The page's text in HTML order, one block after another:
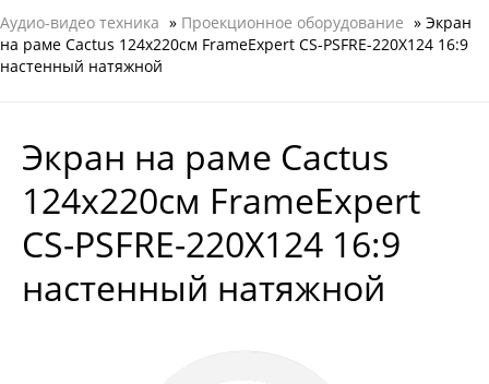
Аудио-видео техника » Проекционное оборудование » Экран
на раме Cactus 124x220см FrameExpert CS-PSFRE-220X124 16:9
настенный натяжной
Экран на раме Cactus
124x220см FrameExpert
CS-PSFRE-220X124 16:9
настенный натяжной